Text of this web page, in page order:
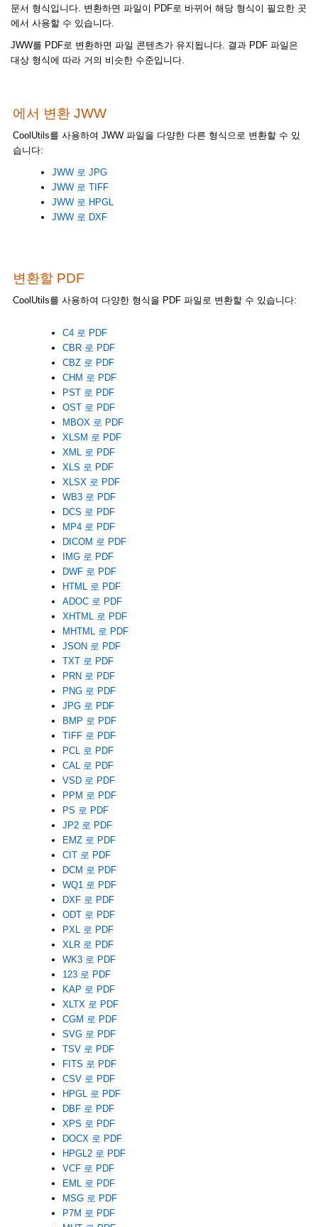
문서 형식입니다. 변환하면 파일이 PDF로 바뀌어 해당 형식이 필요한 곳
에서 사용할 수 있습니다.
JWW를 PDF로 변환하면 파일 콘텐츠가 유지됩니다. 결과 PDF 파일은
대상 형식에 따라 거의 비슷한 수준입니다.
에서 변환 JWW
CoolUtils를 사용하여 JWW 파일을 다양한 다른 형식으로 변환할 수 있
습니다:
JWW 로 JPG
JWW 로 TIFF
JWW 로 HPGL
JWW 로 DXF
변환할 PDF
CoolUtils를 사용하여 다양한 형식을 PDF 파일로 변환할 수 있습니다:
C4 로 PDF
CBR 로 PDF
CBZ 로 PDF
CHM 로 PDF
PST 로 PDF
OST 로 PDF
MBOX 로 PDF
XLSM 로 PDF
XML 로 PDF
XLS 로 PDF
XLSX 로 PDF
WB3 로 PDF
DCS 로 PDF
MP4 로 PDF
DICOM 로 PDF
IMG 로 PDF
DWF 로 PDF
HTML 로 PDF
ADOC 로 PDF
XHTML 로 PDF
MHTML 로 PDF
JSON 로 PDF
TXT 로 PDF
PRN 로 PDF
PNG 로 PDF
JPG 로 PDF
BMP 로 PDF
TIFF 로 PDF
PCL 로 PDF
CAL 로 PDF
VSD 로 PDF
PPM 로 PDF
PS 로 PDF
JP2 로 PDF
EMZ 로 PDF
CIT 로 PDF
DCM 로 PDF
WQ1 로 PDF
DXF 로 PDF
ODT 로 PDF
PXL 로 PDF
XLR 로 PDF
WK3 로 PDF
123 로 PDF
KAP 로 PDF
XLTX 로 PDF
CGM 로 PDF
SVG 로 PDF
TSV 로 PDF
FITS 로 PDF
CSV 로 PDF
HPGL 로 PDF
DBF 로 PDF
XPS 로 PDF
DOCX 로 PDF
HPGL2 로 PDF
VCF 로 PDF
EML 로 PDF
MSG 로 PDF
P7M 로 PDF